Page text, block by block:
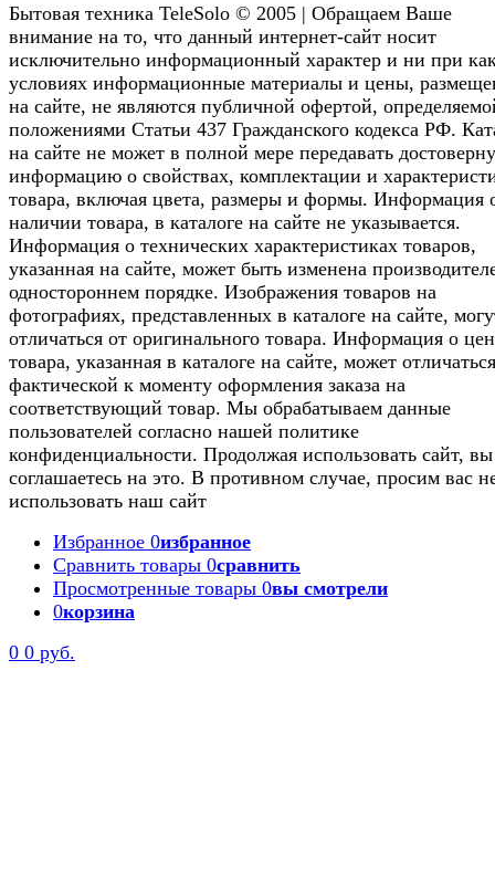
Бытовая техника TeleSolo © 2005 | Обращаем Ваше
внимание на то, что данный интернет-сайт носит
исключительно информационный характер и ни при
условиях информационные материалы и цены,
на сайте, не являются публичной офертой,
положениями Статьи 437 Гражданского кодекса РФ.
на сайте не может в полной мере передавать
информацию о свойствах, комплектации и
товара, включая цвета, размеры и формы. Информация
наличии товара, в каталоге на сайте не указывается.
Информация о технических характеристиках товаров,
указанная на сайте, может быть изменена
одностороннем порядке. Изображения товаров на
фотографиях, представленных в каталоге на сайте,
отличаться от оригинального товара. Информация о
товара, указанная в каталоге на сайте, может
фактической к моменту оформления заказа на
соответствующий товар. Мы обрабатываем данные
пользователей согласно нашей политике
конфиденциальности. Продолжая использовать сайт, вы
соглашаетесь на это. В противном случае, просим вас
использовать наш сайт
Избранное 0избранное
Сравнить товары 0сравнить
Просмотренные товары 0вы смотрели
0корзина
0 0 руб.